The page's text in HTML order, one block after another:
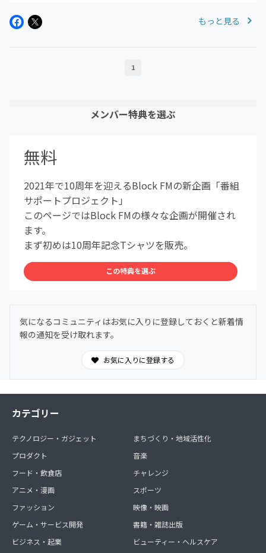
もっと見る
1
メンバー特典を選ぶ
無料
2021年で10周年を迎えるBlock FMの新企画「番組
サポートプロジェクト」
このページではBlock FMの様々な企画が開催され
ます。
まず初めは10周年記念Tシャツを販売。
この特典を選ぶ
気になるコミュニティはお気に入りに登録しておくと新着情
報の通知を受け取れます。
お気に入りに登録する
カテゴリー
テクノロジー・ガジェット
プロダクト
フード・飲食店
アニメ・漫画
ファッション
ゲーム・サービス開発
ビジネス・起業
まちづくり・地域活性化
音楽
チャレンジ
スポーツ
映像・映画
書籍・雑誌出版
ビューティー・ヘルスケア